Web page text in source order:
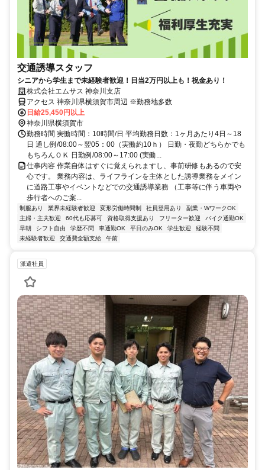
交通誘導スタッフ
シニアから学生まで未経験者歓迎！日当2万円以上も！祝金あり！
株式会社エムサス 神奈川支店
アクセス 神奈川県横須賀市周辺 ※勤務地多数
日給25,450円以上
神奈川県横須賀市
勤務時間 実働時間：10時間/日 平均勤務日数：1ヶ月あたり4日～18
日 通し例/08:00～翌05：00（実働約10ｈ） 日勤・夜勤どちらかでも
もちろんＯＫ 日勤例/08:00～17:00 (実働...
仕事内容 作業自体はすぐに覚えられますし、事前研修もあるので安
心です。 業務内容は、ライフラインを主体とした誘導業務をメイン
に道路工事やイベントなどでの交通誘導業務 （工事等に伴う車両や
歩行者へのご案...
制服あり 業界未経験者歓迎 変形労働時間制 社員登用あり
副業・WワークOK
主婦・主夫歓迎
60代も応募可 資格取得支援あり フリーター歓迎
バイク通勤OK
早朝
シフト自由 学歴不問 車通勤OK 平日のみOK 学生歓迎
経験不問
未経験者歓迎
交通費全額支給 午前
派遣社員